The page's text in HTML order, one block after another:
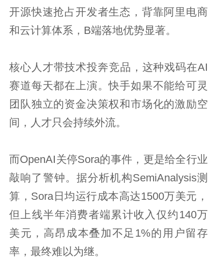
开源快速抢占开发者生态，背靠阿里电商
和云计算体系，B端落地优势显著。
核心人才带技术投奔竞品，这种戏码在AI
赛道每天都在上演。快手如果不能给可灵
团队独立的资金决策权和市场化的激励空
间，人才只会持续外流。
而OpenAI关停Sora的事件，更是给全行业
敲响了警钟。据分析机构SemiAnalysis测
算，Sora日均运行成本高达1500万美元，
但上线半年消费者端累计收入仅约140万
美元，高昂成本叠加不足1%的用户留存
率，最终难以为继。